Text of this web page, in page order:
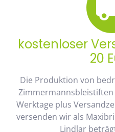
kostenloser
20
Die Produktion von
Werktage plus
versenden wir als
Lindlar